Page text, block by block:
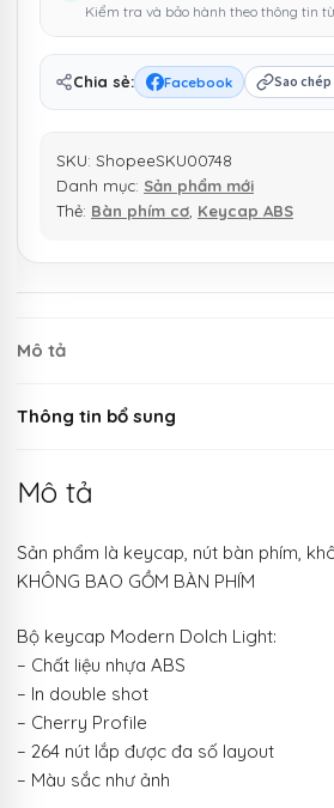
Kiểm tra và bảo hành theo thông tin
Chia sẻ: Facebook Sao
SKU: ShopeeSKU00748
Danh mục: Sản phẩm mới
Thẻ: Bàn phím cơ Keycap ABS
Mô tả
Thông tin bổ sung
Mô tả
Sản phẩm là keycap, nút bàn phím,
KHÔNG BAO GỒM BÀN PHÍM
Bộ keycap Modern Dolch Light:
– Chất liệu nhựa ABS
– In double shot
– Cherry Profile
– 264 nút lắp được đa số layout
– Màu sắc như ảnh